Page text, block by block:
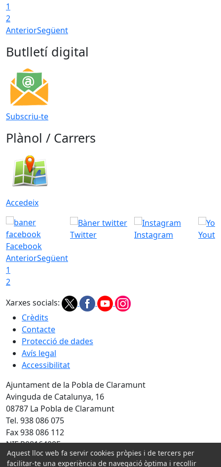
1
2
AnteriorSegüent
Butlletí digital
Subscriu-te
Plànol / Carrers
Accedeix
Facebook
Twitter Instagram
AnteriorSegüent
1
2
Xarxes socials:
Crèdits
Contacte
Protecció de dades
Avís legal
Accessibilitat
Ajuntament de la Pobla de Claramunt
Avinguda de Catalunya, 16
08787 La Pobla de Claramunt
Tel. 938 086 075
Fax 938 086 112
NIF P0816400F
Amb la col·laboració de:
Aquest lloc web fa servir cookies pròpies i de tercers per
facilitar-te una experiència de navegació òptima i recollir